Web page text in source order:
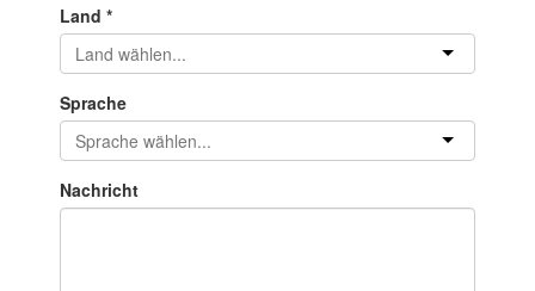
Land *
Sprache
Nachricht